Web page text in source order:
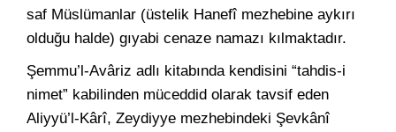
saf Müslümanlar (üstelik Hanefî mezhebine aykırı
olduğu halde) gıyabi cenaze namazı kılmaktadır.
Şemmu’l-Avâriz adlı kitabında kendisini “tahdis-i
nimet” kabilinden müceddid olarak tavsif eden
Aliyyü’l-Kârî, Zeydiyye mezhebindeki Şevkânî